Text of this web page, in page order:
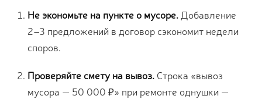
Не экономьте на пункте о мусоре. Добавление
2–3 предложений в договор сэкономит недели
споров.
Проверяйте смету на вывоз. Строка «вывоз
мусора — 50 000 ₽» при ремонте однушки —